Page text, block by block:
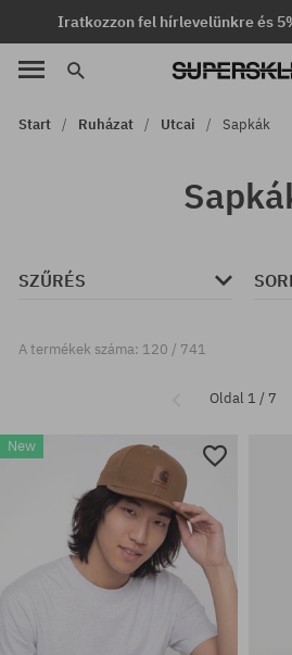
Iratkozzon fel hírlevelünkre és
Start Ruházat Utcai Sapkák
SZŰRÉS
A termékek száma: 120 / 741
Oldal 1 / 7
New